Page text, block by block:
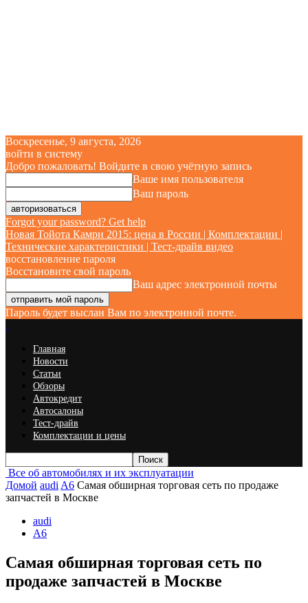
Воскресенье, 9 августа, 2026
войти в систему
Добро пожаловать! Войдите в свою учётную запись
Ваше имя пользователя
Ваш пароль
Forgot your password? Get help
Новая Тойота Камри 2015: цена в России | Комплектации |
Технические характеристики | Тест-драйв видео
восстановление пароля
Восстановите свой пароль
Ваш адрес электронной почты
Пароль будет выслан Вам по электронной почте.
Главная
Новости
Статьи
Обзоры
Автокредит
Автосалоны
Тест-драйв
Комплектации и цены
Все об автомобилях и их эксплуатации
Домой audi A6 Самая обширная торговая сеть по продаже
запчастей в Москве
audi
A6
Самая обширная торговая сеть по
продаже запчастей в Москве